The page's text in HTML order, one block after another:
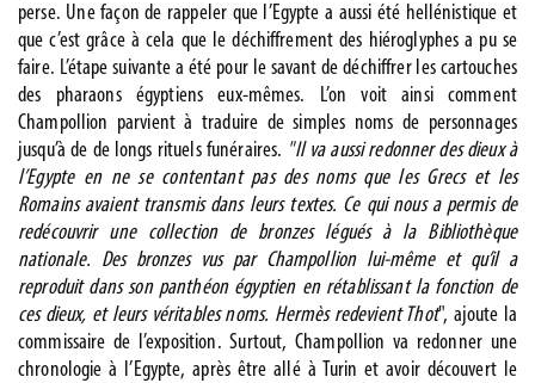
perse. Une façon de rappeler que l’Egypte a aussi été hellénistique et
que c’est grâce à cela que le déchiffrement des hiéroglyphes a pu se
faire. L’étape suivante a été pour le savant de déchiffrer les cartouches
des pharaons égyptiens eux-mêmes. L’on voit ainsi comment
Champollion parvient à traduire de simples noms de personnages
jusqu’à de de longs rituels funéraires. "Il va aussi redonner des dieux à
l’Egypte en ne se contentant pas des noms que les Grecs et les
Romains avaient transmis dans leurs textes. Ce qui nous a permis de
redécouvrir une collection de bronzes légués à la Bibliothèque
nationale. Des bronzes vus par Champollion lui-même et qu’il a
reproduit dans son panthéon égyptien en rétablissant la fonction de
ces dieux, et leurs véritables noms. Hermès redevient Thot", ajoute la
commissaire de l’exposition. Surtout, Champollion va redonner une
chronologie à l’Egypte, après être allé à Turin et avoir découvert le